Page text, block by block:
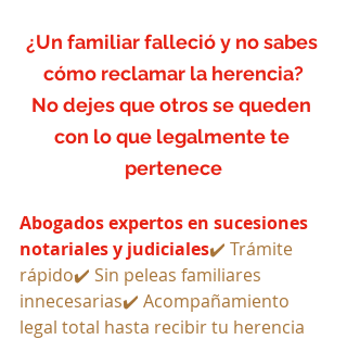
¿Un familiar falleció y no sabes
cómo reclamar la herencia?
No dejes que otros se queden
con lo que legalmente te
pertenece
Abogados expertos en sucesiones
notariales y judiciales✔️ Trámite
rápido✔️ Sin peleas familiares
innecesarias✔️ Acompañamiento
legal total hasta recibir tu herencia